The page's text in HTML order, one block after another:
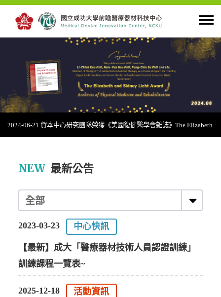
首頁
關於中心
產學合作
國際交流
求才資訊
2024-06-21 賀本中心研究團隊榮獲《美國復健醫學會雜誌》The Elizabeth
NEW 最新公告
2023-03-23 中心快訊
【最新】成大「醫療器材技術人員認證訓練」
訓練課程一覽表~
2025-12-18 活動資訊